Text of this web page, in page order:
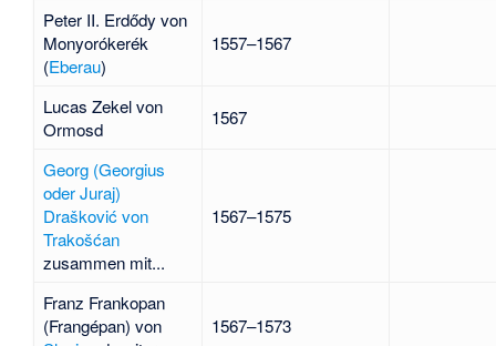
Peter II. Erdődy von
Monyorókerék
(Eberau)
1557–1567
Lucas Zekel von
Ormosd
1567
Georg (Georgius
oder Juraj)
Drašković von
Trakošćan
zusammen mit...
1567–1575
Franz Frankopan
(Frangépan) von
1567–1573